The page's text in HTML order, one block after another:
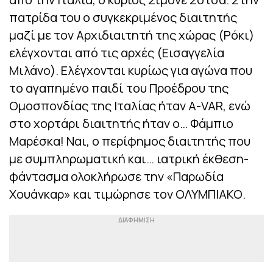
πατρίδα του ο συγκεκριμένος διαιτητής
μαζί με τον Αρχιδιαιτητή της χώρας (Ρόκι)
ελέγχονται από τις αρχές (Εισαγγελία
Μιλάνο). Ελέγχονται κυρίως για αγώνα που
το αγαπημένο παιδί του Προέδρου της
Ομοσπονδίας της Ιταλίας ήταν Α-VAR, ενώ
στο χορτάρι διαιτητής ήταν ο… Φάμπιο
Μαρέσκα! Ναι, ο περίφημος διαιτητής που
με συμπληρωματική και… ιατρική έκθεση-
φάντασμα ολοκλήρωσε την «Παρωδία
Χουάνκαρ» και τιμώρησε τον ΟΛΥΜΠΙΑΚΟ.